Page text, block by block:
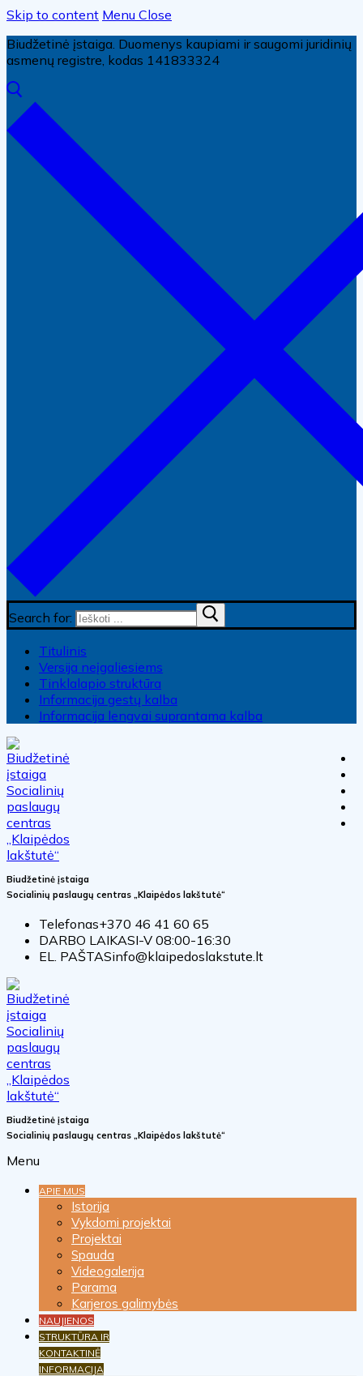
Skip to content Menu Close
Biudžetinė įstaiga. Duomenys kaupiami ir saugomi juridinių
asmenų registre, kodas 141833324
Search for:
Titulinis
Versija neįgaliesiems
Tinklalapio struktūra
Informacija gestų kalba
Informacija lengvai suprantama kalba
Biudžetinė įstaiga
Socialinių paslaugų centras „Klaipėdos lakštutė“
Telefonas+370 46 41 60 65
DARBO LAIKASI-V 08:00-16:30
EL. PAŠTASinfo@klaipedoslakstute.lt
Biudžetinė įstaiga
Socialinių paslaugų centras „Klaipėdos lakštutė“
Menu
APIE MUS
Istorija
Vykdomi projektai
Projektai
Spauda
Videogalerija
Parama
Karjeros galimybės
NAUJIENOS
STRUKTŪRA IR
KONTAKTINĖ
INFORMACIJA